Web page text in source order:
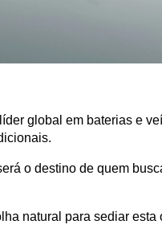
global em baterias e
o destino de quem
natural para sediar esta